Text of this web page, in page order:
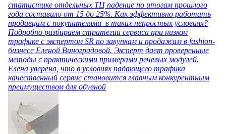
статистике отдельных ТЦ падение по итогам прошлого
года составило от 15 до 25%. Как эффективно работать
продавцам с покупателями в таких непростых условиях?
Подробно разбираем стратегии сервиса при низком
трафике с экспертом SR по закупкам и продажам в fashion-
бизнесе Еленой Виноградовой. Эксперт дает проверенные
методы с практическими примерами речевых модулей.
Елена уверена, что в условиях падающего трафика
качественный сервис становится главным конкурентным
преимуществом для обувной